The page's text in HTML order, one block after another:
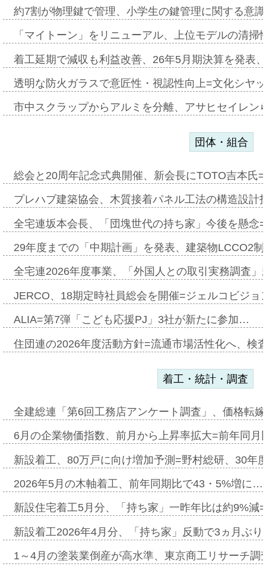
約7割が物理鍵で管理、小学生の鍵管理に関する意
「マイトーン」をリニューアル、上位モデルの清
着工延期で減収も利益改善、26年5月期決算を発表
透明な防火ガラスで意匠性・視認性向上=文化シヤ
市中スクラップからアルミを分離、アサヒセイレ
団体・組合
総会と20周年記念式典開催、新会長にTOTO吉本氏
プレハブ建築協会、木質接着パネル工法の構造設
全宅連坂本会長、「団塊世代の持ち家」今後を懸
29年度までの「中期計画」を発表、建築物LCCO2
全宅連2026年度事業、「外国人との取引実務調査
JERCO、18期定時社員総会を開催=ジェルコビジ
ALIA=第7弾「こども応援PJ」3社が新たに参加…
住団連の2026年度活動方針=流通市場活性化へ、検
着工・統計・調査
全建総連「第6回工務店アンケート調査」、価格転
6月の企業物価指数、前月から上昇率拡大=前年同
新設着工、80万戸に向け増加予測=野村総研、30年
2026年5月の木軸着工、前年同期比で43・5%増に…
新設住宅着工5月分、「持ち家」一昨年比は約9%
新設着工2026年4月分、「持ち家」反動で3ヵ月ぶ
1～4月の塗装業倒産が高水準、東京商工リサーチ